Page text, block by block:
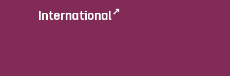
International